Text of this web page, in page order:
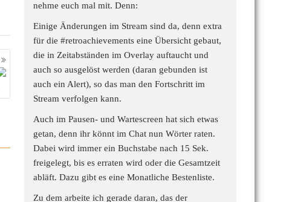
nehme euch mal mit. Denn:
Einige Änderungen im Stream sind da, denn extra
für die #retroachievements eine Übersicht gebaut,
die in Zeitabständen im Overlay auftaucht und
auch so ausgelöst werden (daran gebunden ist
auch ein Alert), so das man den Fortschritt im
Stream verfolgen kann.
Auch im Pausen- und Wartescreen hat sich etwas
getan, denn ihr könnt im Chat nun Wörter raten.
Dabei wird immer ein Buchstabe nach 15 Sek.
freigelegt, bis es erraten wird oder die Gesamtzeit
abläft. Dazu gibt es eine Monatliche Bestenliste.
Zu dem arbeite ich gerade daran, das der